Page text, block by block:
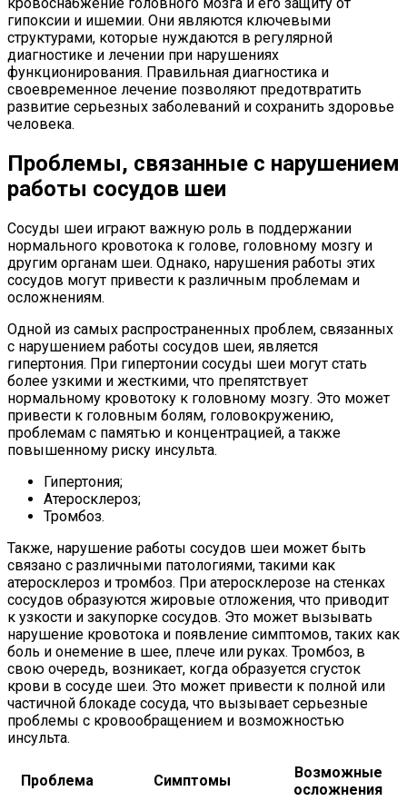
гипоксии и ишемии. Они являются ключевыми
структурами, которые нуждаются в регулярной
диагностике и лечении при нарушениях
функционирования. Правильная диагностика и
своевременное лечение позволяют предотвратить
развитие серьезных заболеваний и сохранить здоровье
человека.
Проблемы, связанные с нарушением
работы сосудов шеи
Сосуды шеи играют важную роль в поддержании
нормального кровотока к голове, головному мозгу и
другим органам шеи. Однако, нарушения работы этих
сосудов могут привести к различным проблемам и
осложнениям.
Одной из самых распространенных проблем, связанных
с нарушением работы сосудов шеи, является
гипертония. При гипертонии сосуды шеи могут стать
более узкими и жесткими, что препятствует
нормальному кровотоку к головному мозгу. Это может
привести к головным болям, головокружению,
проблемам с памятью и концентрацией, а также
повышенному риску инсульта.
Гипертония;
Атеросклероз;
Тромбоз.
Также, нарушение работы сосудов шеи может быть
связано с различными патологиями, такими как
атеросклероз и тромбоз. При атеросклерозе на стенках
сосудов образуются жировые отложения, что приводит
к узкости и закупорке сосудов. Это может вызывать
нарушение кровотока и появление симптомов, таких как
боль и онемение в шее, плече или руках. Тромбоз, в
свою очередь, возникает, когда образуется сгусток
крови в сосуде шеи. Это может привести к полной или
частичной блокаде сосуда, что вызывает серьезные
проблемы с кровообращением и возможностью
инсульта.
Проблема Симптомы
Возможные
осложнения